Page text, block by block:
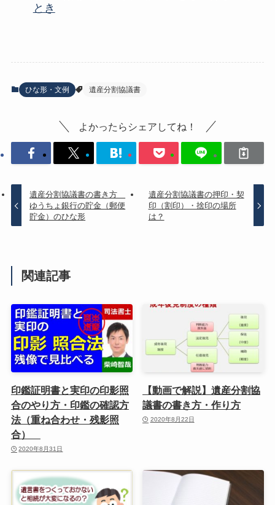
とき
ひな形・文例 遺産分割協議書
よかったらシェアしてね！
遺産分割協議書の書き方
ゆうちょ銀行の貯金（郵便
貯金）のひな形
遺産分割協議書の押印・契
印（割印）・捨印の場所
は？
関連記事
印鑑証明書と実印の印影照
合のやり方・印鑑の確認方
法（重ね合わせ・残影照
合）
2020年8月31日
【動画で解説】遺産分割協
議書の書き方・作り方
2020年8月22日